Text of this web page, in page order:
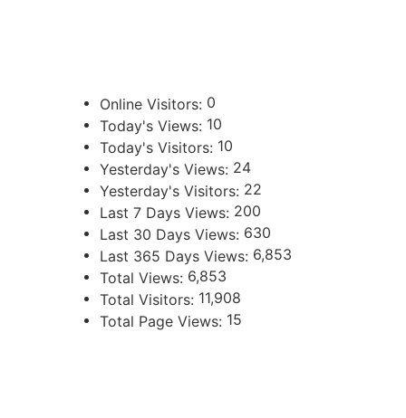
Online Visitors: 0
Today's Views: 10
Today's Visitors: 10
Yesterday's Views: 24
Yesterday's Visitors: 22
Last 7 Days Views: 200
Last 30 Days Views: 630
Last 365 Days Views: 6,853
Total Views: 6,853
Total Visitors: 11,908
Total Page Views: 15